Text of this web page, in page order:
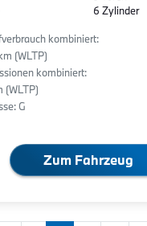
6 Zylinder
kombiniert:
(WLTP)
kombiniert:
(WLTP)
G
Zum Fahrzeug